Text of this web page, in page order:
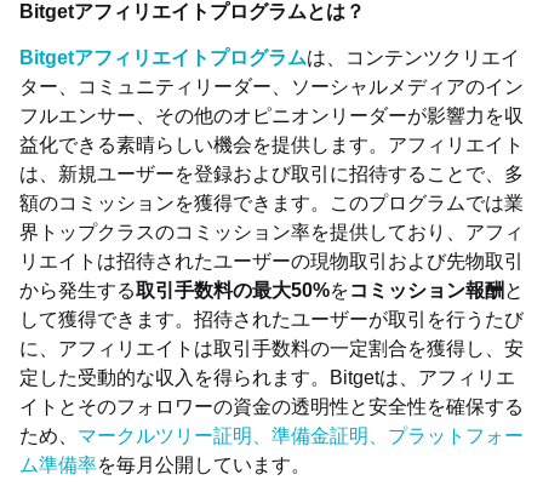
Bitgetアフィリエイトプログラムとは？
Bitgetアフィリエイトプログラムは、コンテンツクリエイ
ター、コミュニティリーダー、ソーシャルメディアのイン
フルエンサー、その他のオピニオンリーダーが影響力を収
益化できる素晴らしい機会を提供します。アフィリエイト
は、新規ユーザーを登録および取引に招待することで、多
額のコミッションを獲得できます。このプログラムでは業
界トップクラスのコミッション率を提供しており、アフィ
リエイトは招待されたユーザーの現物取引および先物取引
から発生する取引手数料の最大50%をコミッション報酬 と
して獲得できます。招待されたユーザーが取引を行うたび
に、アフィリエイトは取引手数料の一定割合を獲得し、安
定した受動的な収入を得られます。Bitgetは、アフィリエ
イトとそのフォロワーの資金の透明性と安全性を確保する
ため、 マークルツリー証明、準備金証明、プラットフォー
ム準備率を毎月公開しています。